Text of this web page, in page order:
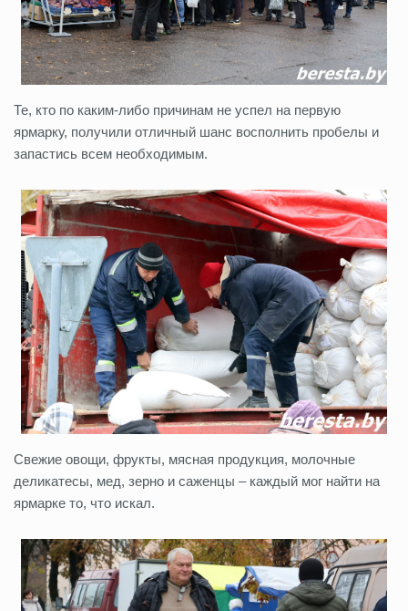
Те, кто по каким-либо причинам не успел на первую
ярмарку, получили отличный шанс восполнить пробелы и
запастись всем необходимым.
Свежие овощи, фрукты, мясная продукция, молочные
деликатесы, мед, зерно и саженцы – каждый мог найти на
ярмарке то, что искал.